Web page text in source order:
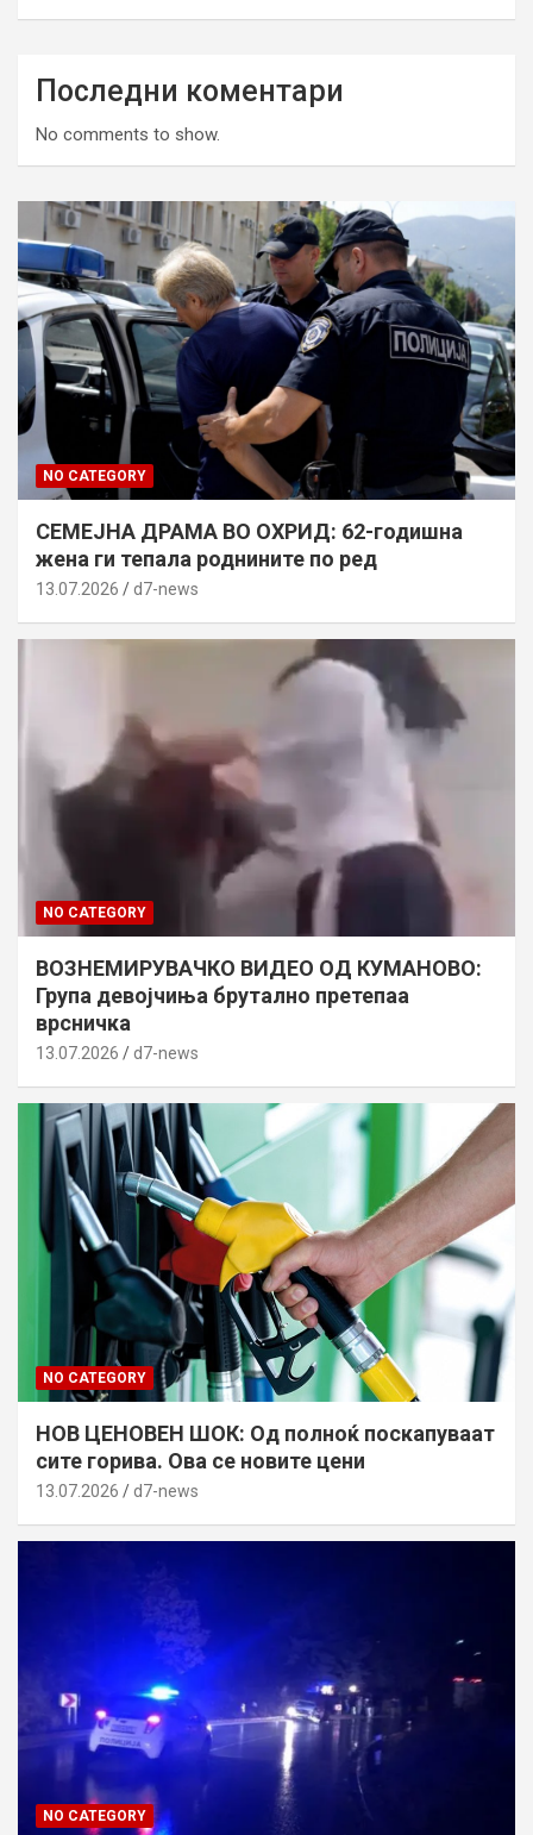
Последни коментари
No comments to show.
NO CATEGORY
СЕМЕЈНА ДРАМА ВО ОХРИД: 62-годишна
жена ги тепала роднините по ред
13.07.2026 d7-news
NO CATEGORY
ВОЗНЕМИРУВАЧКО ВИДЕО ОД КУМАНОВО:
Група девојчиња брутално претепаа
врсничка
13.07.2026 d7-news
NO CATEGORY
НОВ ЦЕНОВЕН ШОК: Од полноќ поскапуваат
сите горива. Ова се новите цени
13.07.2026 d7-news
NO CATEGORY